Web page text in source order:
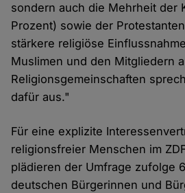
sondern auch die Mehrheit der
Prozent) sowie der
stärkere religiöse
Muslimen und den Mitgliedern
Religionsgemeinschaften
dafür aus."
Für eine explizite
religionsfreier Menschen im
plädieren der Umfrage zufolge
deutschen Bürgerinnen und